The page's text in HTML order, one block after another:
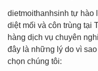
dietmoithanhsinh tự hào
diệt mối và côn trùng tại
hàng dịch vụ chuyên
đây là những lý do vì
chọn chúng tôi: